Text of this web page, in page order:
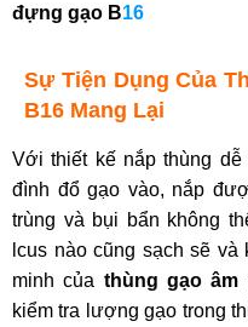
đựng gạo B16
Sự Tiện Dụng Của
B16 Mang Lại
Với thiết kế nắp thùng
đình đổ gạo vào, nắp
trùng và bụi bẩn không
lcus nào cũng sạch sẽ
minh của thùng gạo âm
kiểm tra lượng gạo trong